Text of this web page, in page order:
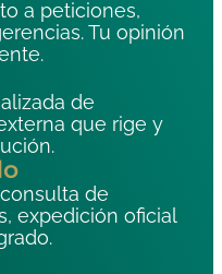
a peticiones,
Tu opinión
de
que rige y
de
expedición oficial